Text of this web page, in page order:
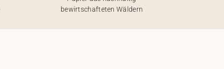
bewirtschafteten Wäldern